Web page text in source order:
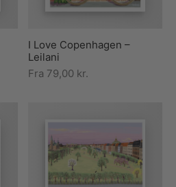
I Love Copenhagen –
Leilani
Fra 79,00 kr.